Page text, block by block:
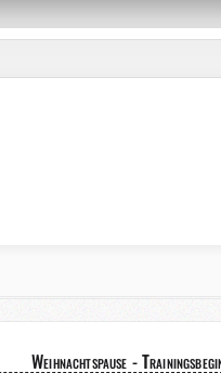
Weihnachtspause -